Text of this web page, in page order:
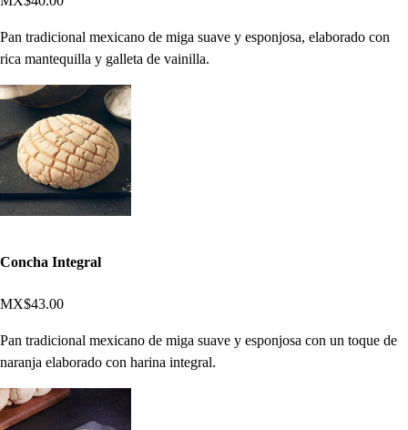
Pan tradicional mexicano de miga suave y esponjosa, elaborado con
rica mantequilla y galleta de vainilla.
Concha Integral
MX$43.00
Pan tradicional mexicano de miga suave y esponjosa con un toque de
naranja elaborado con harina integral.